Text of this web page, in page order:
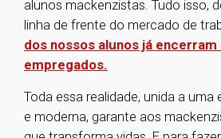
alunos mackenzistas. Tudo isso,
linha de frente do mercado de
dos nossos alunos já
empregados.
Toda essa realidade, unida a
e moderna, garante aos